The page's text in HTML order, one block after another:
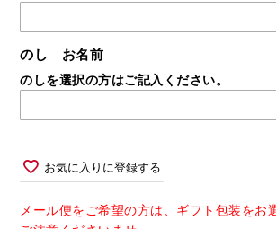
のし お名前
のしを選択の方はご記入ください。
お気に入りに登録する
メール便をご希望の方は、ギフト包装をお